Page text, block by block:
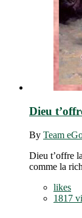
Dieu
By Team
Dieu t’offre
comme la
likes
1817